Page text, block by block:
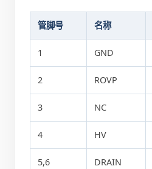
管脚号 名称
1 GND
2 ROVP
3 NC
4 HV
5,6 DRAIN